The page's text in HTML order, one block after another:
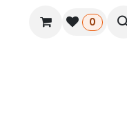
Usuario 0